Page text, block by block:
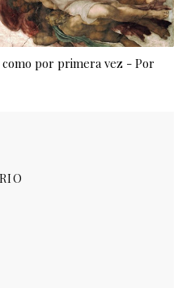
por primera vez - Por